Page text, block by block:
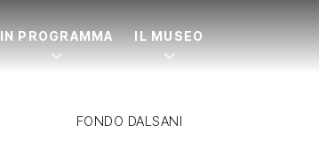
IN PROGRAMMA IL MUSEO
FONDO DALSANI